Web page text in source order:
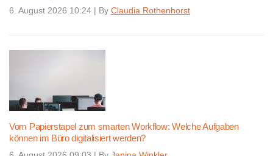
6. August 2026 10:24 | By Claudia Rothenhorst
Vom Papierstapel zum smarten Workflow: Welche Aufgaben
können im Büro digitalisiert werden?